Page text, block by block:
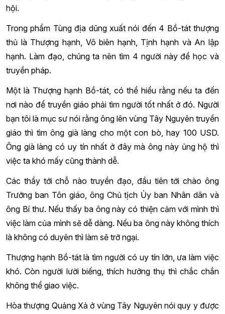
hội.
Trong phẩm Tùng địa dũng xuất nói đến 4 Bồ-tát thượng
thủ là Thượng hạnh, Vô biên hạnh, Tịnh hạnh và An lập
hạnh. Làm đạo, chúng ta nên tìm 4 người này để học và
truyền pháp.
Một là Thượng hạnh Bồ-tát, có thể hiểu rằng nếu ta đến
nơi nào để truyền giáo phải tìm người tốt nhất ở đó. Người
bạn tôi là mục sư nói rằng ông lên vùng Tây Nguyên truyền
giáo thì tìm ông già làng cho một con bò, hay 100 USD.
Ông già làng có uy tín nhất ở đây mà ông này ủng hộ thì
việc ta khó mấy cũng thành dễ.
Các thầy tới chỗ nào truyền đạo, đầu tiên tới chào ông
Trưởng ban Tôn giáo, ông Chủ tịch Ủy ban Nhân dân và
ông Bí thư. Nếu thấy ba ông này có thiện cảm với mình thì
việc làm của mình sẽ dễ dàng. Nếu ba ông này không thích
là không có duyên thì làm sẽ trở ngại.
Thượng hạnh Bồ-tát là tìm người có uy tín lớn, ưa làm việc
khó. Còn người lười biếng, thích hưởng thụ thì chắc chắn
không thể giao việc.
Hòa thượng Quảng Xả ở vùng Tây Nguyên nói quy y được